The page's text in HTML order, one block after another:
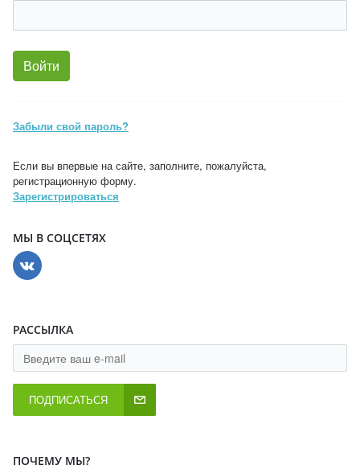
Забыли свой пароль?
Если вы впервые на сайте, заполните, пожалуйста,
регистрационную форму.
Зарегистрироваться
МЫ В СОЦСЕТЯХ
РАССЫЛКА
ПОДПИСАТЬСЯ
ПОЧЕМУ МЫ?